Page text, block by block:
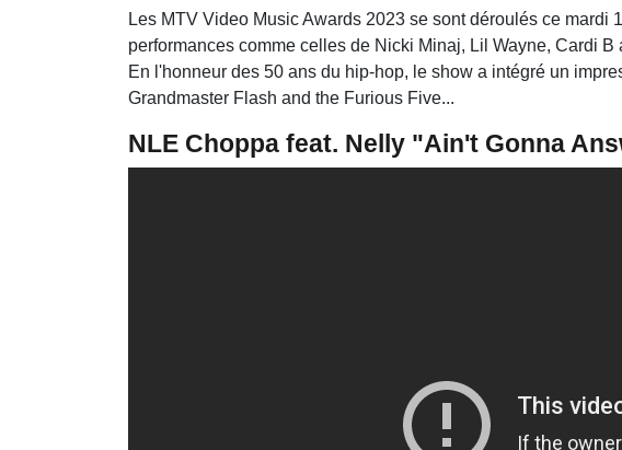
Les MTV Video Music Awards 2023 se sont déroulés ce
performances comme celles de Nicki Minaj, Lil Wayne, Cardi
En l'honneur des 50 ans du hip-hop, le show a intégré un
Grandmaster Flash and the Furious Five...
NLE Choppa feat. Nelly "Ain't Gonna